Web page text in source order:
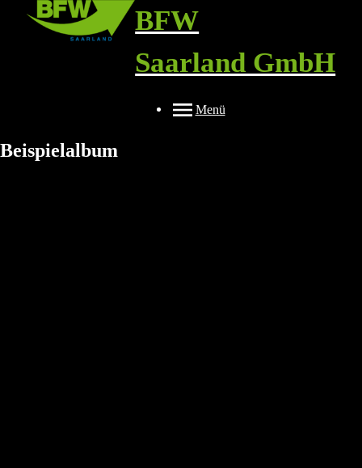
BFW
Saarland GmbH
Menü
Beispielalbum